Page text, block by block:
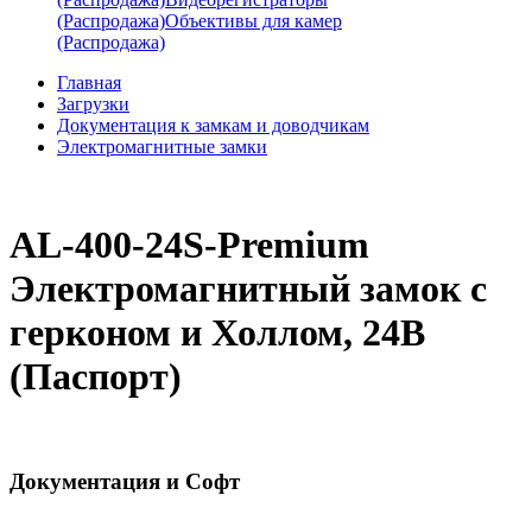
(Распродажа)Объективы для камер
(Распродажа)
Главная
Загрузки
Документация к замкам и доводчикам
Электромагнитные замки
AL-400-24S-Premium
Электромагнитный замок с
герконом и Холлом, 24В
(Паспорт)
Документация и Софт